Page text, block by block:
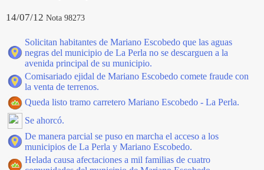
14/07/12 Nota 98273
Solicitan habitantes de Mariano Escobedo que las aguas
negras del municipio de La Perla no se descarguen a la
avenida principal de su municipio.
Comisariado ejidal de Mariano Escobedo comete fraude con
la venta de terrenos.
Queda listo tramo carretero Mariano Escobedo - La Perla.
Se ahorcó.
De manera parcial se puso en marcha el acceso a los
municipios de La Perla y Mariano Escobedo.
Helada causa afectaciones a mil familias de cuatro